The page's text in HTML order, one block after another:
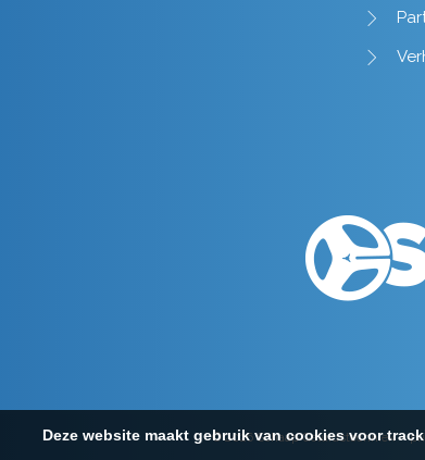
© 2026 Schaap Geluidstechniek -
Deze website maakt gebruik van cookies voor